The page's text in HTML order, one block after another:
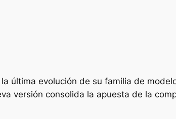
la última evolución de su familia de
versión consolida la apuesta de la